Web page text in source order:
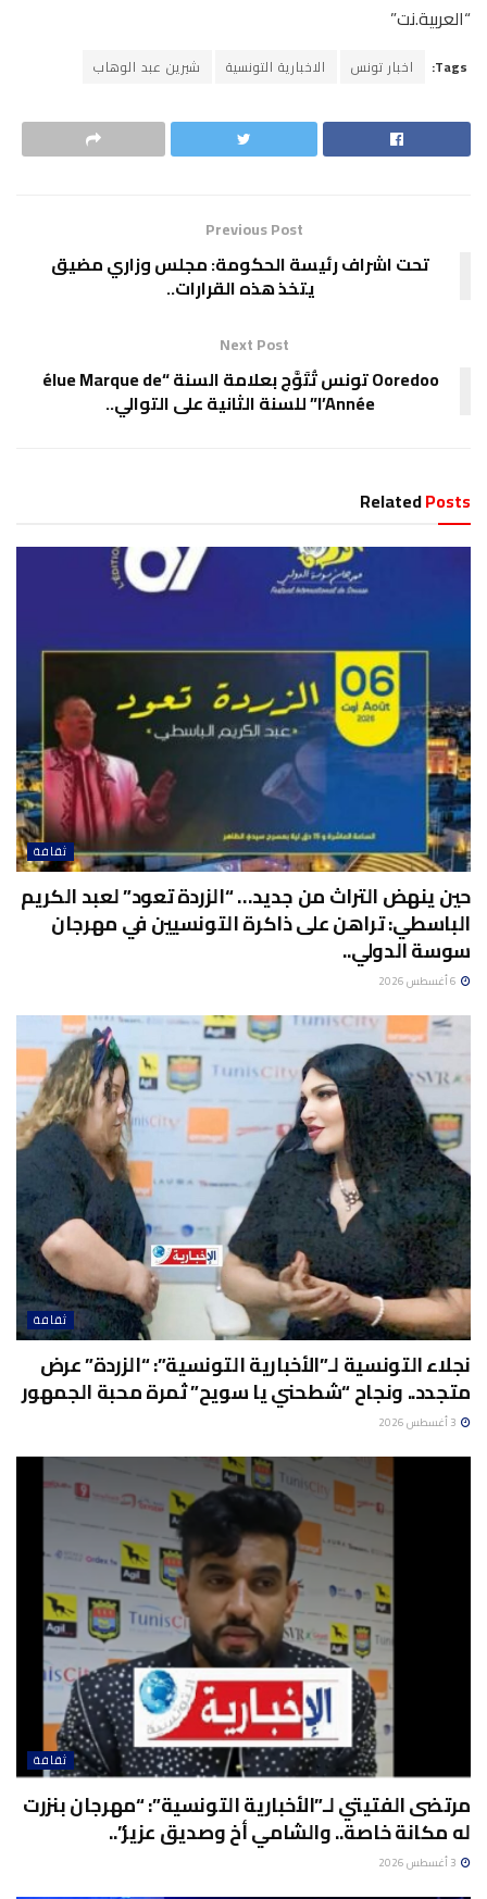
“العربية.نت”
Tags: اخبار تونس الاخبارية التونسية شيرين عبد الوهاب
Previous Post
تحت اشراف رئيسة الحكومة: مجلس وزاري مضيق
يتخذ هذه القرارات..
Next Post
Ooredoo تونس تُتَوَّج بعلامة السنة “élue Marque de
l’Année” للسنة الثانية على التوالي..
RelatedPosts
ثقافة
حين ينهض التراث من جديد… “الزردة تعود” لعبد الكريم
الباسطي: تراهن على ذاكرة التونسيين في مهرجان
سوسة الدولي..
ثقافة
نجلاء التونسية لـ”الأخبارية التونسية”: “الزردة” عرض
متجدد.. ونجاح “شطحني يا سويح” ثمرة محبة الجمهور
ثقافة
مرتضى الفتيتي لـ”الأخبارية التونسية”: “مهرجان بنزرت
له مكانة خاصة.. والشامي أخ وصديق عزيز”..